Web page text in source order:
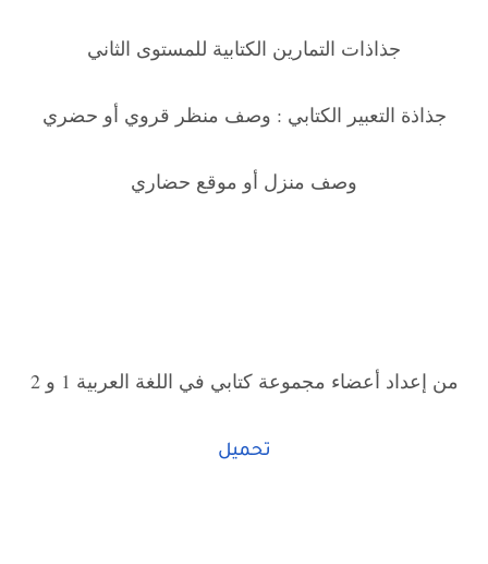
جذاذات التمارين الكتابية للمستوى الثاني
جذاذة التعبير الكتابي : وصف منظر قروي أو حضري
وصف منزل أو موقع حضاري
من إعداد أعضاء مجموعة كتابي في اللغة العربية 1 و 2
تحميل